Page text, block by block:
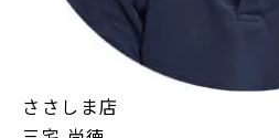
ささしま店